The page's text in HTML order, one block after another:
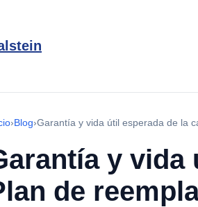
›Blog›Garantía y vida útil esperada de la
y vida
de